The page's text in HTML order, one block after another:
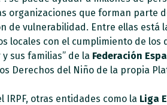
organizaciones que forman
de vulnerabilidad. Entre ellas está
locales con el cumplimiento de
sus familias” de la Federación
Derechos del Niño de la propia
IRPF, otras entidades como la Liga